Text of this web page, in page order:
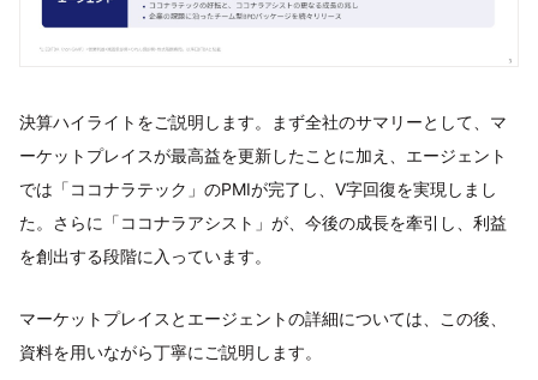
決算ハイライトをご説明します。まず全社のサマリーとして、マ
ーケットプレイスが最高益を更新したことに加え、エージェント
では「ココナラテック」のPMIが完了し、V字回復を実現しまし
た。さらに「ココナラアシスト」が、今後の成長を牽引し、利益
を創出する段階に入っています。
マーケットプレイスとエージェントの詳細については、この後、
資料を用いながら丁寧にご説明します。